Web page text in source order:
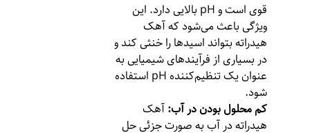
قوی است و pH بالایی دارد. این
ویژگی باعث می‌شود که آهک
هیدراته بتواند اسیدها را خنثی کند و
در بسیاری از فرآیندهای شیمیایی به
عنوان یک تنظیم‌کننده pH استفاده
شود.
کم محلول بودن در آب:آهک
هیدراته در آب به صورت جزئی حل